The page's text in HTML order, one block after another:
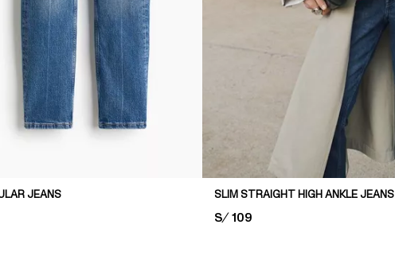
JEANS SLIM STRAIGHT HIGH ANKLE JEANS
PRICE:
S/ 109